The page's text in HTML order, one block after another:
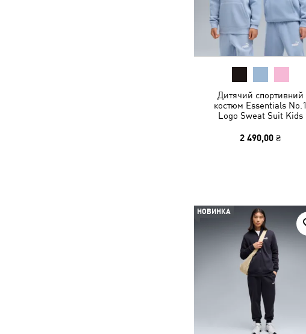
Дитячий спортивний
костюм Essentials No.1
Logo Sweat Suit Kids
2 490,00 ₴
НОВИНКА